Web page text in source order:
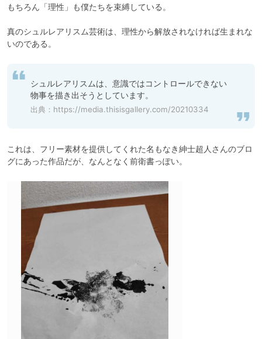
もちろん「理性」も僕たちを束縛している。
真のシュルレアリスム芸術は、理性から解放されなければ生まれな
いのである。
シュルレアリスムは、意識ではコントロールできない
物事を描き出そうとしています。
出典： https://media.thisisgallery.com/20210334
これは、フリー素材を提供してくれた名もなき紳士超人さんのブロ
グにあった作品だが、なんとなく前衛書っぽい。